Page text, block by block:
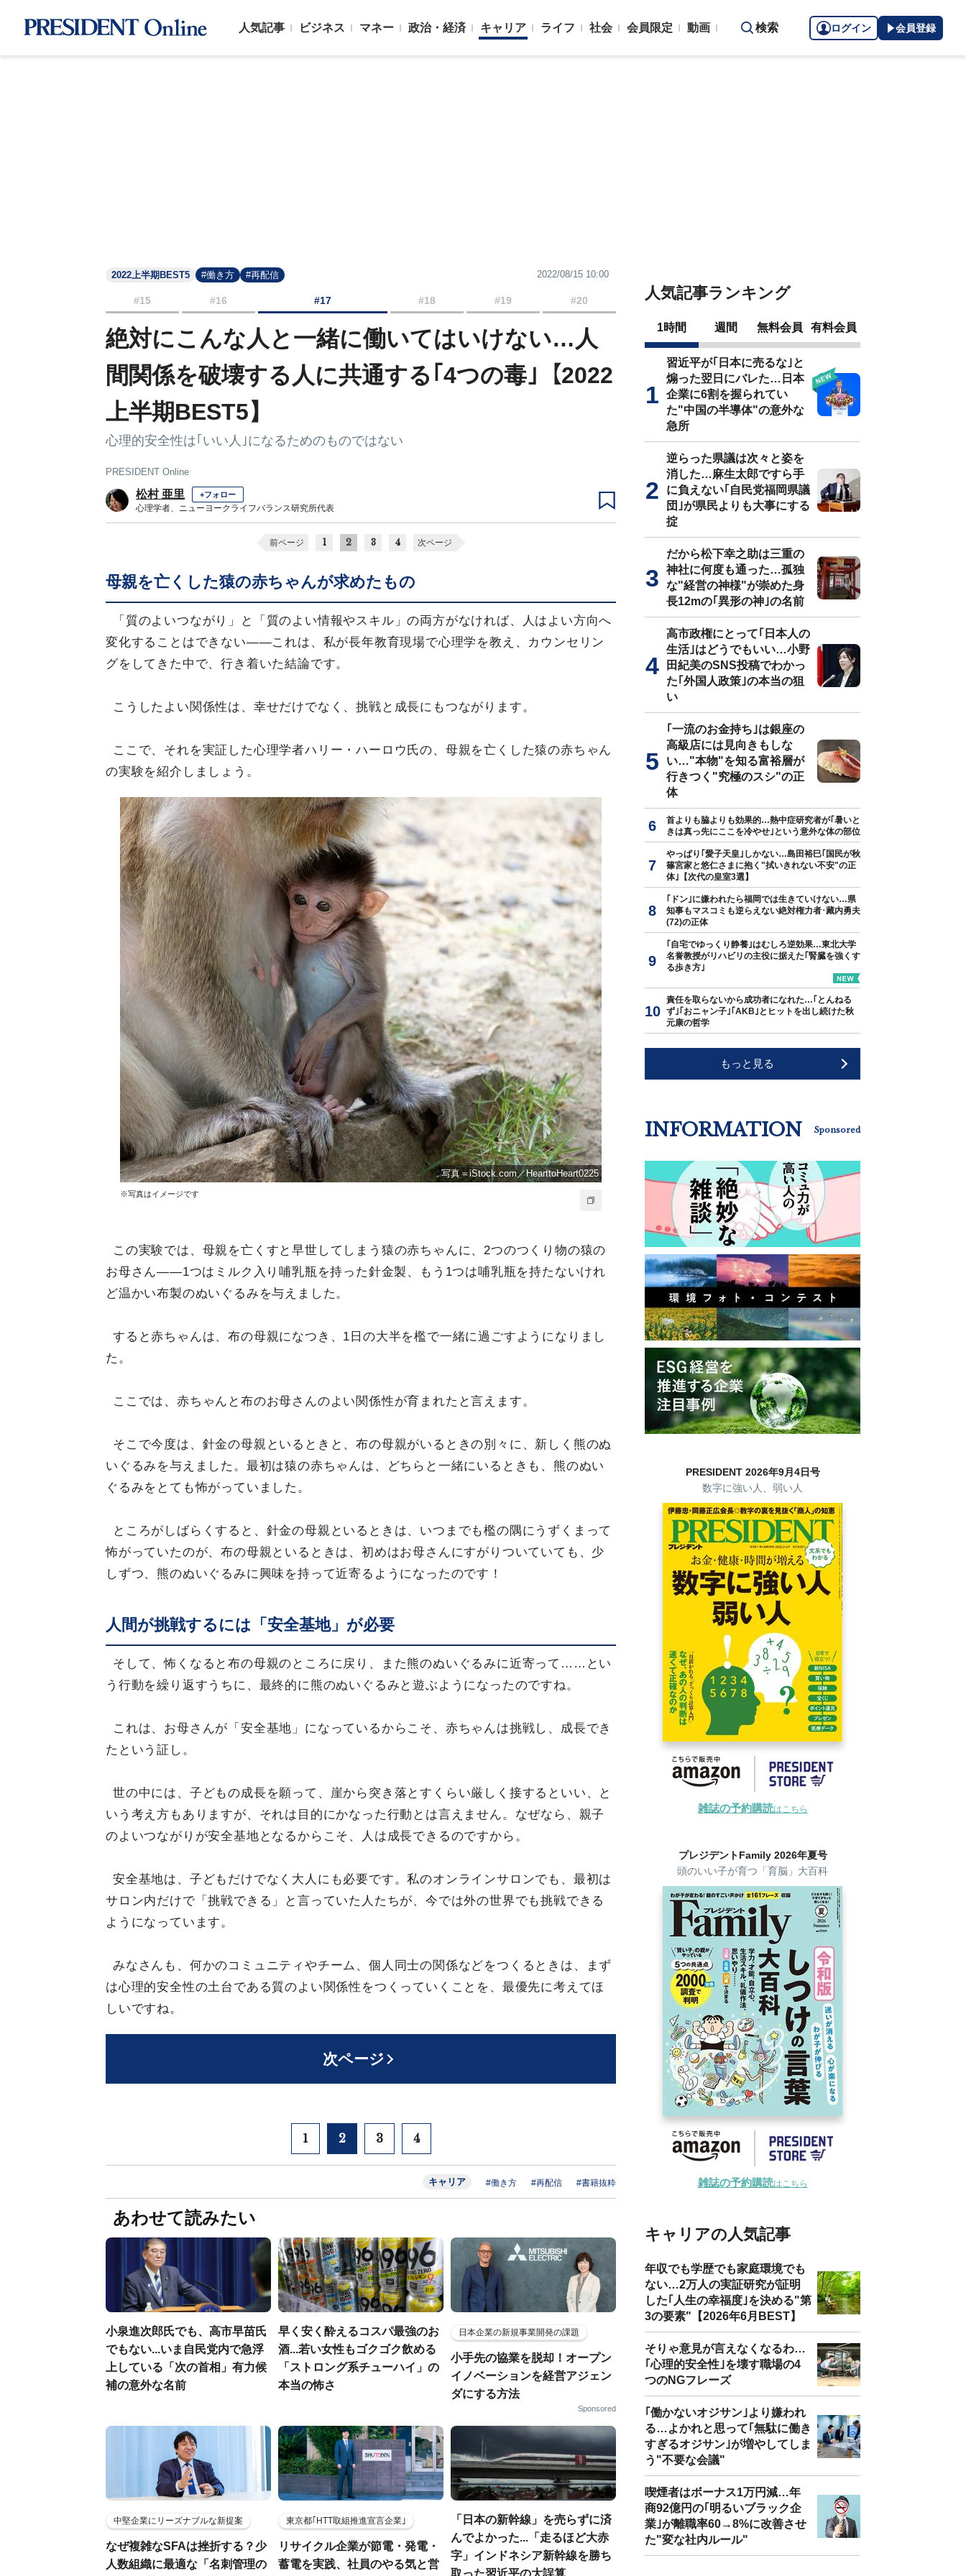
人気記事 ビジネス マネー 政治・経済 キャリア ライフ 社会 会員限定 動画 検索 ログイン 会員登録
2022上半期BEST5 #働き方 #再配信 2022/08/15 10:00
#15 #16 #17 #18 #19 #20
絶対にこんな人と一緒に働いてはいけない…人
間関係を破壊する人に共通する｢4つの毒｣【2022
上半期BEST5】
心理的安全性は｢いい人｣になるためのものではない
PRESIDENT Online
松村 亜里 +フォロー
心理学者、ニューヨークライフバランス研究所代表
前ページ 1 2 3 4 次ページ
母親を亡くした猿の赤ちゃんが求めたもの
「質のよいつながり」と「質のよい情報やスキル」の両方がなければ、人はよい方向へ
変化することはできない――これは、私が長年教育現場で心理学を教え、カウンセリン
グをしてきた中で、行き着いた結論です。
こうしたよい関係性は、幸せだけでなく、挑戦と成長にもつながります。
ここで、それを実証した心理学者ハリー・ハーロウ氏の、母親を亡くした猿の赤ちゃん
の実験を紹介しましょう。
写真＝iStock.com／HearttoHeart0225
※写真はイメージです
この実験では、母親を亡くすと早世してしまう猿の赤ちゃんに、2つのつくり物の猿の
お母さん――1つはミルク入り哺乳瓶を持った針金製、もう1つは哺乳瓶を持たないけれ
ど温かい布製のぬいぐるみを与えました。
すると赤ちゃんは、布の母親になつき、1日の大半を檻で一緒に過ごすようになりまし
た。
ここでは、赤ちゃんと布のお母さんのよい関係性が育まれたと言えます。
そこで今度は、針金の母親といるときと、布の母親がいるときの別々に、新しく熊のぬ
いぐるみを与えました。最初は猿の赤ちゃんは、どちらと一緒にいるときも、熊のぬい
ぐるみをとても怖がっていました。
ところがしばらくすると、針金の母親といるときは、いつまでも檻の隅にうずくまって
怖がっていたのが、布の母親といるときは、初めはお母さんにすがりついていても、少
しずつ、熊のぬいぐるみに興味を持って近寄るようになったのです！
人間が挑戦するには「安全基地」が必要
そして、怖くなると布の母親のところに戻り、また熊のぬいぐるみに近寄って……とい
う行動を繰り返すうちに、最終的に熊のぬいぐるみと遊ぶようになったのですね。
これは、お母さんが「安全基地」になっているからこそ、赤ちゃんは挑戦し、成長でき
たという証し。
世の中には、子どもの成長を願って、崖から突き落とすくらい厳しく接するといい、と
いう考え方もありますが、それは目的にかなった行動とは言えません。なぜなら、親子
のよいつながりが安全基地となるからこそ、人は成長できるのですから。
安全基地は、子どもだけでなく大人にも必要です。私のオンラインサロンでも、最初は
サロン内だけで「挑戦できる」と言っていた人たちが、今では外の世界でも挑戦できる
ようになっています。
みなさんも、何かのコミュニティやチーム、個人同士の関係などをつくるときは、まず
は心理的安全性の土台である質のよい関係性をつくっていくことを、最優先に考えてほ
しいですね。
次ページ
1 2 3 4
キャリア #働き方 #再配信 #書籍抜粋
あわせて読みたい
小泉進次郎氏でも、高市早苗氏
でもない...いま自民党内で急浮
上している「次の首相」有力候
補の意外な名前
早く安く酔えるコスパ最強のお
酒...若い女性もゴクゴク飲める
「ストロング系チューハイ」の
本当の怖さ
日本企業の新規事業開発の課題
小手先の協業を脱却！オープン
イノベーションを経営アジェン
ダにする方法
Sponsored
中堅企業にリーズナブルな新提案
なぜ複雑なSFAは挫折する？少
人数組織に最適な「名刺管理の
東京都｢HTT取組推進宣言企業｣
リサイクル企業が節電・発電・
蓄電を実践、社員のやる気と営
「日本の新幹線」を売らずに済
んでよかった...「走るほど大赤
字」インドネシア新幹線を勝ち
取った習近平の大誤算
人気記事ランキング
1時間 週間 無料会員 有料会員
習近平が｢日本に売るな｣と
煽った翌日にバレた…日本
企業に6割を握られてい
た"中国の半導体"の意外な
急所
逆らった県議は次々と姿を
消した…麻生太郎ですら手
に負えない｢自民党福岡県議
団｣が県民よりも大事にする
掟
だから松下幸之助は三重の
神社に何度も通った…孤独
な"経営の神様"が崇めた身
長12mの｢異形の神｣の名前
高市政権にとって｢日本人の
生活｣はどうでもいい…小野
田紀美のSNS投稿でわかっ
た｢外国人政策｣の本当の狙
い
｢一流のお金持ち｣は銀座の
高級店には見向きもしな
い…"本物"を知る富裕層が
行きつく"究極のスシ"の正
体
首よりも脇よりも効果的…熱中症研究者が｢暑いと
きは真っ先にここを冷やせ｣という意外な体の部位
やっぱり｢愛子天皇｣しかない…島田裕巳｢国民が秋
篠宮家と悠仁さまに抱く"拭いきれない不安"の正
体｣【次代の皇室3選】
｢ドン｣に嫌われたら福岡では生きていけない…県
知事もマスコミも逆らえない絶対権力者･藏内勇夫
(72)の正体
｢自宅でゆっくり静養｣はむしろ逆効果…東北大学
名誉教授がリハビリの主役に据えた｢腎臓を強くす
る歩き方｣
責任を取らないから成功者になれた…｢とんねる
ず｣｢おニャン子｣｢AKB｣とヒットを出し続けた秋
元康の哲学
もっと見る
INFORMATION Sponsored
PRESIDENT 2026年9月4日号
数字に強い人、弱い人
雑誌の予約購読はこちら
プレジデントFamily 2026年夏号
頭のいい子が育つ「育脳」大百科
雑誌の予約購読はこちら
キャリアの人気記事
年収でも学歴でも家庭環境でも
ない…2万人の実証研究が証明
した｢人生の幸福度｣を決める"第
3の要素"【2026年6月BEST】
そりゃ意見が言えなくなるわ…
｢心理的安全性｣を壊す職場の4
つのNGフレーズ
｢働かないオジサン｣より嫌われ
る…よかれと思って｢無駄に働き
すぎるオジサン｣が増やしてしま
う"不要な会議"
喫煙者はボーナス1万円減…年
商92億円の｢明るいブラック企
業｣が離職率60→8%に改善させ
た"変な社内ルール"